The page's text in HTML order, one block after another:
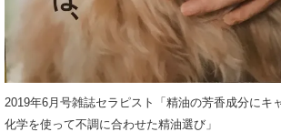
2019年6月号雑誌セラピスト「精油の芳香成分にキ
化学を使って不調に合わせた精油選び」